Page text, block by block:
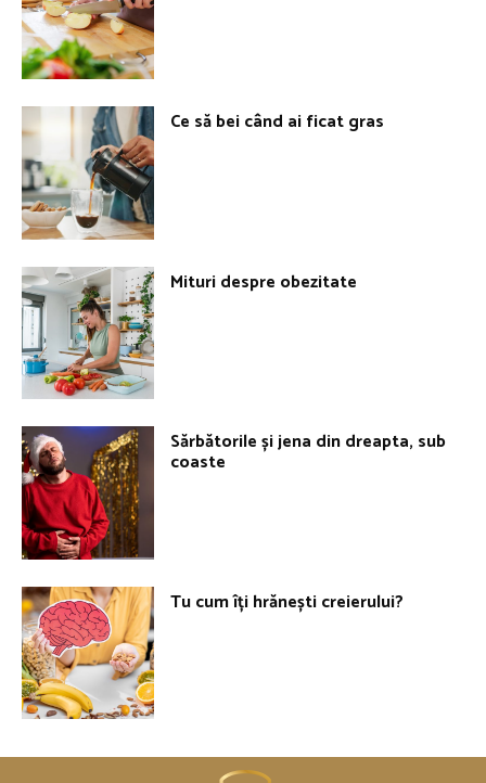
Ce să bei când ai ficat gras
Mituri despre obezitate
Sărbătorile și jena din dreapta, sub
coaste
Tu cum îți hrănești creierului?